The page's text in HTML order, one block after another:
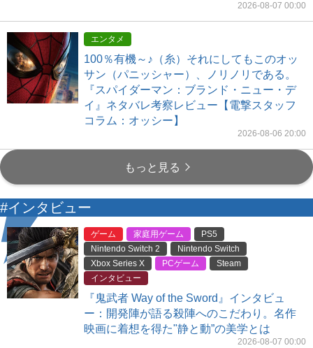
2026-08-07 00:00
エンタメ
100％有機～♪（糸）それにしてもこのオッ
サン（パニッシャー）、ノリノリである。
『スパイダーマン：ブランド・ニュー・デ
イ』ネタバレ考察レビュー【電撃スタッフ
コラム：オッシー】
2026-08-06 20:00
もっと見る
#インタビュー
ゲーム 家庭用ゲーム
PS5
Nintendo Switch 2
Nintendo Switch
Xbox Series X
PCゲーム
Steam
インタビュー
『鬼武者 Way of the Sword』インタビュ
ー：開発陣が語る殺陣へのこだわり。名作
映画に着想を得た"静と動”の美学とは
2026-08-07 00:00